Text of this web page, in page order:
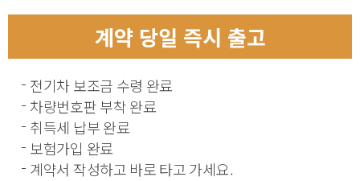
계약 당일 즉시 출고
전기차 보조금 수령 완료
차량번호판 부착 완료
취득세 납부 완료
보험가입 완료
계약서 작성하고 바로 타고 가세요.